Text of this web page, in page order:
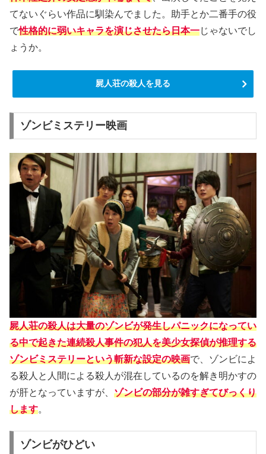
てないぐらい作品に馴染んでました。助手とか二番手の役
で性格的に弱いキャラを演じさせたら日本一じゃないでし
ょうか。
屍人荘の殺人を見る
ゾンビミステリー映画
屍人荘の殺人は大量のゾンビが発生しパニックになってい
る中で起きた連続殺人事件の犯人を美少女探偵が推理する
ゾンビミステリーという斬新な設定の映画で、ゾンビによ
る殺人と人間による殺人が混在しているのを解き明かすの
が肝となっていますが、 ゾンビの部分が雑すぎてびっくり
します。
ゾンビがひどい